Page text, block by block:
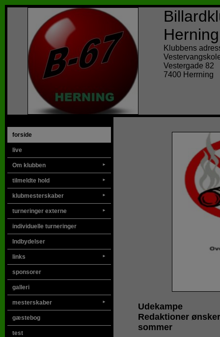
Herning
Klubbens
Vestergade 82
7400 Herrning
forside
live
►
Om klubben
►
tilmeldte hold
►
klubmesterskaber
►
turneringer externe
individuelle turneringer
Indbydelser
►
links
sponsorer
galleri
►
mesterskaber
gæstebog
test
Udekampe
Redaktioner
sommer